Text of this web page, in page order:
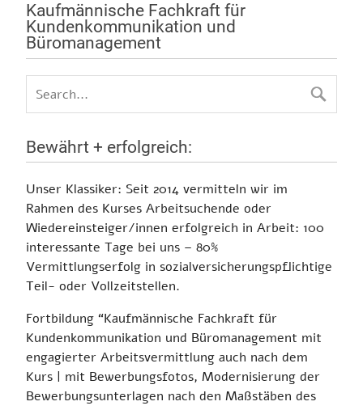
Kaufmännische Fachkraft für
Kundenkommunikation und
Büromanagement
Bewährt + erfolgreich:
Unser Klassiker: Seit 2014 vermitteln wir im
Rahmen des Kurses Arbeitsuchende oder
Wiedereinsteiger/innen erfolgreich in Arbeit: 100
interessante Tage bei uns – 80%
Vermittlungserfolg in sozialversicherungspflichtige
Teil- oder Vollzeitstellen.
Fortbildung “Kaufmännische Fachkraft für
Kundenkommunikation und Büromanagement mit
engagierter Arbeitsvermittlung auch nach dem
Kurs | mit Bewerbungsfotos, Modernisierung der
Bewerbungsunterlagen nach den Maßstäben des